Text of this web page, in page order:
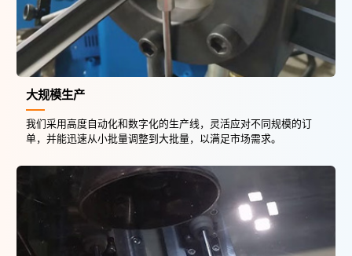
大规模生产
我们采用高度自动化和数字化的生产线，灵活应对不同规模的订
单，并能迅速从小批量调整到大批量，以满足市场需求。